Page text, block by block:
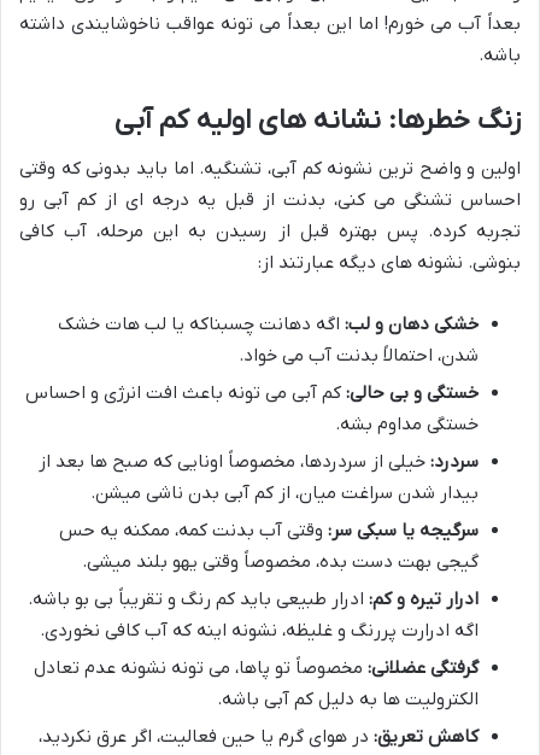
بعداً آب می خورم! اما این بعداً می تونه عواقب ناخوشایندی داشته
باشه.
زنگ خطرها: نشانه های اولیه کم آبی
اولین و واضح ترین نشونه کم آبی، تشنگیه. اما باید بدونی که وقتی
احساس تشنگی می کنی، بدنت از قبل یه درجه ای از کم آبی رو
تجربه کرده. پس بهتره قبل از رسیدن به این مرحله، آب کافی
بنوشی. نشونه های دیگه عبارتند از:
خشکی دهان و لب: اگه دهانت چسبناکه یا لب هات خشک
شدن، احتمالاً بدنت آب می خواد.
خستگی و بی حالی: کم آبی می تونه باعث افت انرژی و احساس
خستگی مداوم بشه.
سردرد: خیلی از سردردها، مخصوصاً اونایی که صبح ها بعد از
بیدار شدن سراغت میان، از کم آبی بدن ناشی میشن.
سرگیجه یا سبکی سر: وقتی آب بدنت کمه، ممکنه یه حس
گیجی بهت دست بده، مخصوصاً وقتی یهو بلند میشی.
ادرار تیره و کم: ادرار طبیعی باید کم رنگ و تقریباً بی بو باشه.
اگه ادرارت پررنگ و غلیظه، نشونه اینه که آب کافی نخوردی.
گرفتگی عضلانی: مخصوصاً تو پاها، می تونه نشونه عدم تعادل
الکترولیت ها به دلیل کم آبی باشه.
کاهش تعریق: در هوای گرم یا حین فعالیت، اگر عرق نکردید،